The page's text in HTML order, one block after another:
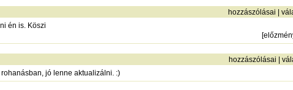
hozzászólásai
én is. Köszi
[
hozzászólásai
jó lenne aktualizálni. :)